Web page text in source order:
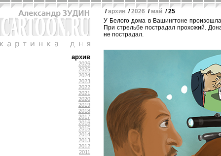
архив
2026
2025
2024
2023
2022
2021
2020
2019
2018
2017
2016
2015
2014
2013
2012
2011
/архив /2026 / май / 25
У Белого дома в Вашингтоне
При стрельбе пострадал прохожий.
не пострадал.